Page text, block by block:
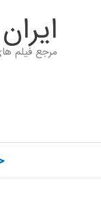
مرجع فیلم